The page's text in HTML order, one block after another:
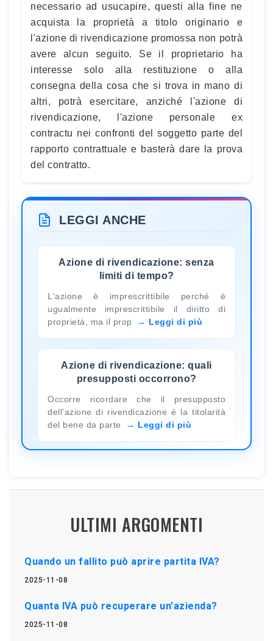
necessario ad usucapire, questi alla fine ne
acquista la proprietà a titolo originario e
l'azione di rivendicazione promossa non potrà
avere alcun seguito. Se il proprietario ha
interesse solo alla restituzione o alla
consegna della cosa che si trova in mano di
altri, potrà esercitare, anziché l'azione di
rivendicazione, l'azione personale ex
contractu nei confronti del soggetto parte del
rapporto contrattuale e basterà dare la prova
del contratto.
LEGGI ANCHE
Azione di rivendicazione: senza
limiti di tempo?
L'azione è imprescrittibile perché è
ugualmente imprescrittibile il diritto di
proprietà, ma il prop
Leggi di più
Azione di rivendicazione: quali
presupposti occorrono?
Occorre ricordare che il presupposto
dell’azione di rivendicazione è la titolarità
del bene da parte
Leggi di più
ULTIMI ARGOMENTI
Quando un fallito può aprire partita IVA?
2025-11-08
Quanta IVA può recuperare un'azienda?
2025-11-08